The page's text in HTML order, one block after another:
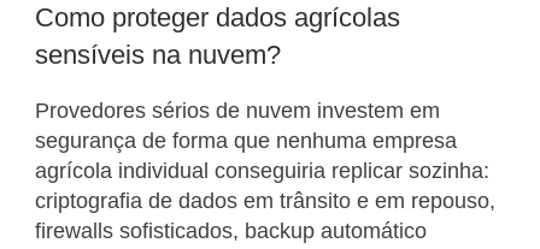
Como proteger dados agrícolas
sensíveis na nuvem?
Provedores sérios de nuvem investem em
segurança de forma que nenhuma empresa
agrícola individual conseguiria replicar sozinha:
criptografia de dados em trânsito e em repouso,
firewalls sofisticados, backup automático